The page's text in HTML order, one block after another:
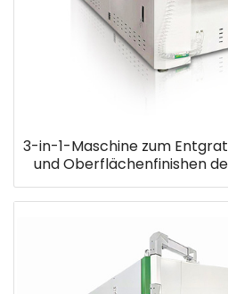
3-in-1-Maschine zum
und Oberflächenfinishen